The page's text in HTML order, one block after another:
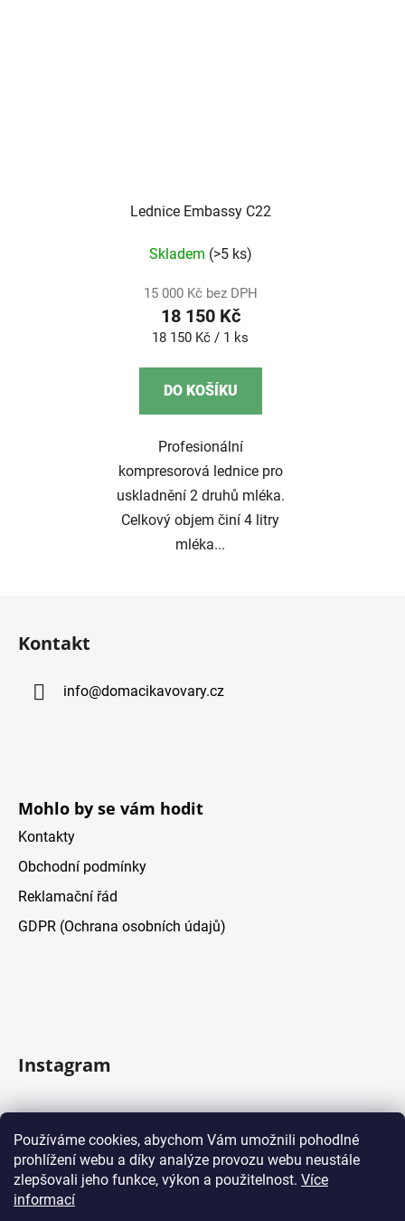
Používáme cookies, abychom Vám umožnili pohodlné
prohlížení webu a díky analýze provozu webu neustále
zlepšovali jeho funkce, výkon a použitelnost. Více
informací
Lednice Embassy C22
Skladem (>5 ks)
15 000 Kč bez DPH
18 150 Kč
Měrná
18 150 Kč / 1 ks
DO KOŠÍKU
Profesionální
kompresorová lednice pro
uskladnění 2 druhů mléka.
Celkový objem činí 4 litry
mléka...
Kontakt
info@domacikavovary.cz
Mohlo by se vám hodit
Kontakty
Obchodní podmínky
Reklamační řád
GDPR (Ochrana osobních údajů)
Instagram
Facebook